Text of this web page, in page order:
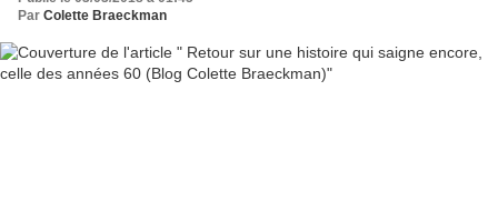
Par Colette Braeckman